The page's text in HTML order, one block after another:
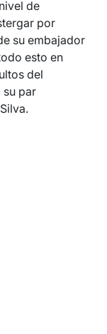
de
por
su embajador
esto en
del
su par